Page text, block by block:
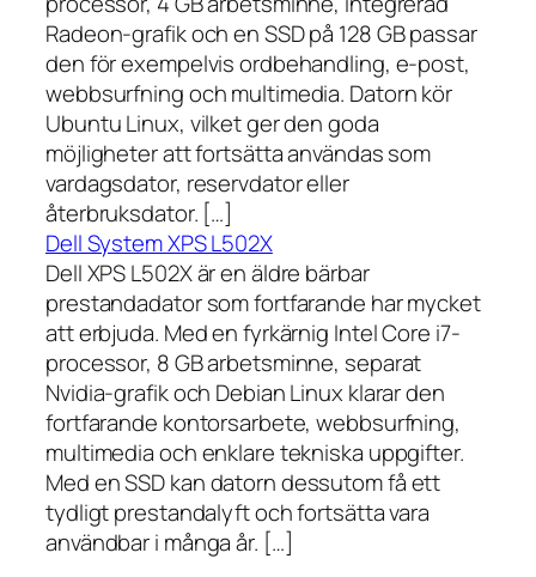
Radeon-grafik och en SSD på 128 GB passar
den för exempelvis ordbehandling, e-post,
webbsurfning och multimedia. Datorn kör
Ubuntu Linux, vilket ger den goda
möjligheter att fortsätta användas som
vardagsdator, reservdator eller
återbruksdator. […]
Dell System XPS L502X
Dell XPS L502X är en äldre bärbar
prestandadator som fortfarande har mycket
att erbjuda. Med en fyrkärnig Intel Core i7-
processor, 8 GB arbetsminne, separat
Nvidia-grafik och Debian Linux klarar den
fortfarande kontorsarbete, webbsurfning,
multimedia och enklare tekniska uppgifter.
Med en SSD kan datorn dessutom få ett
tydligt prestandalyft och fortsätta vara
användbar i många år. […]